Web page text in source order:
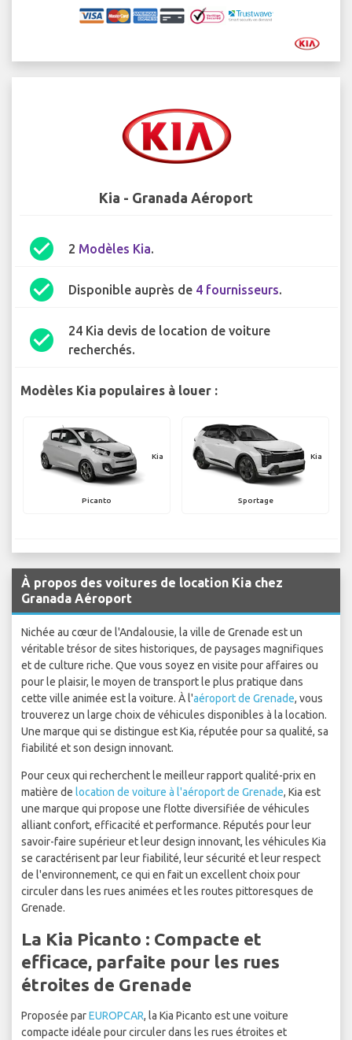
Kia - Granada Aéroport
check_circle 2 Modèles Kia.
check_circle Disponible auprès de 4 fournisseurs.
check_circle
24 Kia devis de location de voiture
recherchés.
Modèles Kia populaires à louer :
Kia
Picanto
Kia
Sportage
À propos des voitures de location Kia chez
Granada Aéroport
Nichée au cœur de l'Andalousie, la ville de Grenade est un
véritable trésor de sites historiques, de paysages magnifiques
et de culture riche. Que vous soyez en visite pour affaires ou
pour le plaisir, le moyen de transport le plus pratique dans
cette ville animée est la voiture. À l'aéroport de Grenade, vous
trouverez un large choix de véhicules disponibles à la location.
Une marque qui se distingue est Kia, réputée pour sa qualité, sa
fiabilité et son design innovant.
Pour ceux qui recherchent le meilleur rapport qualité-prix en
matière de location de voiture à l'aéroport de Grenade, Kia est
une marque qui propose une flotte diversifiée de véhicules
alliant confort, efficacité et performance. Réputés pour leur
savoir-faire supérieur et leur design innovant, les véhicules Kia
se caractérisent par leur fiabilité, leur sécurité et leur respect
de l'environnement, ce qui en fait un excellent choix pour
circuler dans les rues animées et les routes pittoresques de
Grenade.
La Kia Picanto : Compacte et
efficace, parfaite pour les rues
étroites de Grenade
Proposée parEUROPCAR, la Kia Picanto est une voiture
compacte idéale pour circuler dans les rues étroites et